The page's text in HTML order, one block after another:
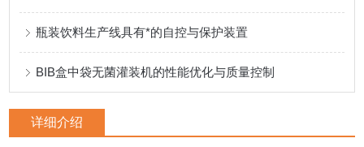
瓶装饮料生产线具有*的自控与保护装置
BIB盒中袋无菌灌装机的性能优化与质量控制
详细介绍